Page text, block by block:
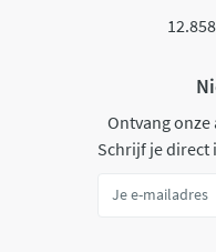
Ontvang onze
Schrijf je direct